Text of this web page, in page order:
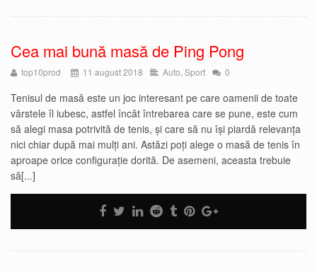
Cea mai bună masă de Ping Pong
top10prod 11 august 2018 Auto, Sport 0
Tenisul de masă este un joc interesant pe care oamenii de toate
vârstele îl iubesc, astfel încât întrebarea care se pune, este cum
să alegi masa potrivită de tenis, și care să nu își piardă relevanța
nici chiar după mai mulți ani. Astăzi poți alege o masă de tenis în
aproape orice configurație dorită. De asemeni, aceasta trebuie
să[...]